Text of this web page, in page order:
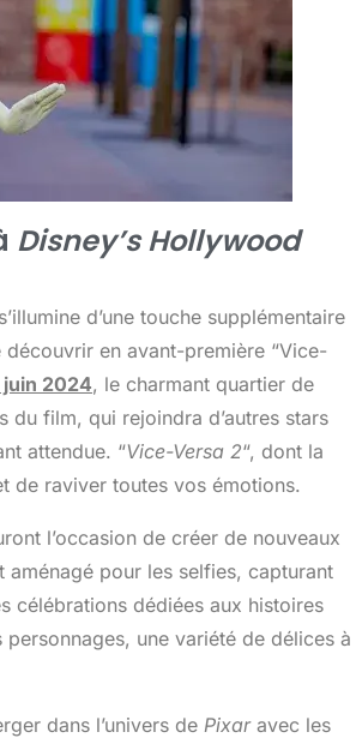
Disney’s Hollywood
d’une touche supplémentaire
en avant-première “Vice-
juin 2024, le charmant quartier de
du film, qui rejoindra d’autres stars
attendue. “Vice-Versa 2“, dont la
de raviver toutes vos émotions.
l’occasion de créer de nouveaux
aménagé pour les selfies, capturant
célébrations dédiées aux histoires
une variété de délices à
dans l’univers de Pixaravec les